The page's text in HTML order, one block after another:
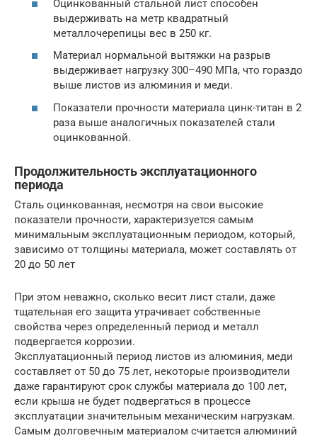
Оцинкованный стальной лист способен
выдерживать на метр квадратный
металлочерепицы вес в 250 кг.
Материал нормальной вытяжки на разрыв
выдерживает нагрузку 300–490 МПа, что гораздо
выше листов из алюминия и меди.
Показатели прочности материала цинк-титан в 2
раза выше аналогичных показателей стали
оцинкованной.
Продолжительность эксплуатационного
периода
Сталь оцинкованная, несмотря на свои высокие
показатели прочности, характеризуется самым
минимальным эксплуатационным периодом, который,
зависимо от толщины материала, может составлять от
20 до 50 лет
При этом неважно, сколько весит лист стали, даже
тщательная его защита утрачивает собственные
свойства через определенный период и металл
подвергается коррозии.
Эксплуатационный период листов из алюминия, меди
составляет от 50 до 75 лет, некоторые производители
даже гарантируют срок службы материала до 100 лет,
если крыша не будет подвергаться в процессе
эксплуатации значительным механическим нагрузкам.
Самым долговечным материалом считается алюминий